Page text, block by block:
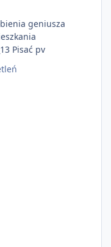
geniusza
Pisać pv